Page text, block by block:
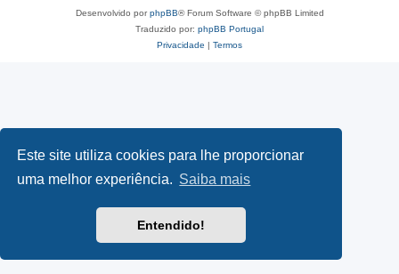
Este site utiliza cookies para lhe proporcionar
uma melhor experiência. Saiba mais
Entendido!
Desenvolvido porphpBB® Forum Software © phpBB Limited
Traduzido por: phpBB Portugal
Privacidade | Termos